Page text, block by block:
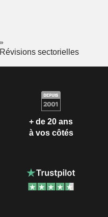
Révisions sectorielles
+ de 20 ans
à vos côtés